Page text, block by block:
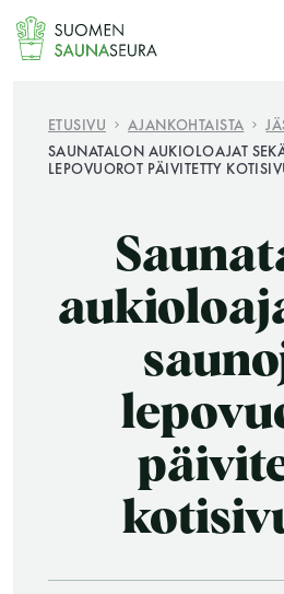
Siirry
sisältöön
Jokaisen kuun 1. lauantai on
KATSO TARKEMMAT AUKIOLOAJAT
JÄSENSIVUT
ETUSIVU AJANKOHTAISTA
SAUNATALON AUKIOLOAJAT
LEPOVUOROT PÄIVITETTY